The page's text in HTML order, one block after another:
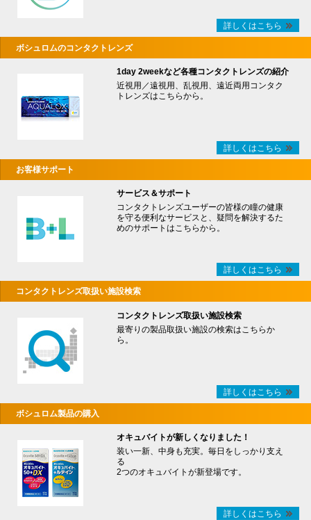
詳しくはこちら
ボシュロムのコンタクトレンズ
1day 2weekなど各種コンタクトレンズの紹介
近視用／遠視用、乱視用、遠近両用コンタク
トレンズはこちらから。
詳しくはこちら
お客様サポート
サービス＆サポート
コンタクトレンズユーザーの皆様の瞳の健康
を守る便利なサービスと、疑問を解決するた
めのサポートはこちらから。
詳しくはこちら
コンタクトレンズ取扱い施設検索
コンタクトレンズ取扱い施設検索
最寄りの製品取扱い施設の検索はこちらか
ら。
詳しくはこちら
ボシュロム製品の購入
オキュバイトが新しくなりました！
装い一新、中身も充実。毎日をしっかり支え
る
2つのオキュバイトが新登場です。
詳しくはこちら